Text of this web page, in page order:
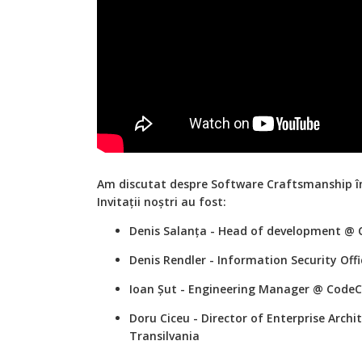
Am discutat despre Software Craftsmanship
Invitații noștri au fost:
Denis Salanța - Head of development @
Denis Rendler - Information Security
Ioan Șut - Engineering Manager @
Doru Ciceu - Director of Enterprise
Transilvania